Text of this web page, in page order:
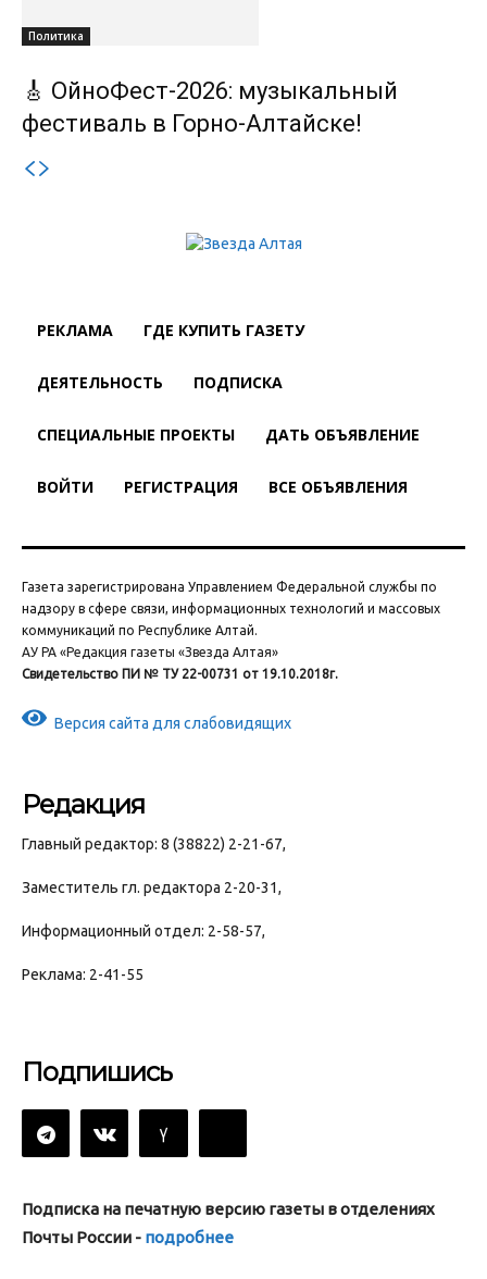
Политика
🎸 ОйноФест-2026: музыкальный
фестиваль в Горно-Алтайске!
РЕКЛАМА ГДЕ КУПИТЬ ГАЗЕТУ
ДЕЯТЕЛЬНОСТЬ ПОДПИСКА
СПЕЦИАЛЬНЫЕ ПРОЕКТЫ ДАТЬ ОБЪЯВЛЕНИЕ
ВОЙТИ РЕГИСТРАЦИЯ ВСЕ ОБЪЯВЛЕНИЯ
Газета зарегистрирована Управлением Федеральной службы по
надзору в сфере связи, информационных технологий и массовых
коммуникаций по Республике Алтай.
АУ РА «Редакция газеты «Звезда Алтая»
Свидетельство ПИ № ТУ 22-00731 от 19.10.2018г.
Версия сайта для слабовидящих
Редакция
Главный редактор: 8 (38822) 2-21-67,
Заместитель гл. редактора 2-20-31,
Информационный отдел: 2-58-57,
Реклама: 2-41-55
Подпишись
Подписка на печатную версию газеты в отделениях
Почты России - подробнее